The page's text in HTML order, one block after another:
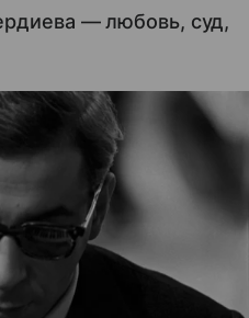
— любовь, суд,